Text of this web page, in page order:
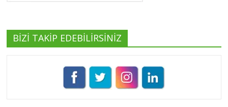
BİZİ TAKİP EDEBİLİRSİNİZ